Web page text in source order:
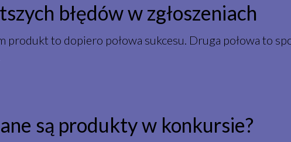
błędów w zgłoszeniach
produkt to dopiero połowa sukcesu. Druga połowa to
są produkty w konkursie?